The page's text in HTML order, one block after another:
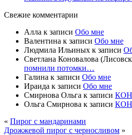
Свежие комментарии
Алла к записи Обо мне
Валентина к записи Обо мне
Людмила Ильиных к записи
Светлана Коновалова
помнили потомки…
Галина к записи Обо мне
Ираида к записи Обо мне
Смирнова Ольга к записи
Ольга Смирнова к записи
« Пирог с мандаринами
Дрожжевой пирог с черносливом »